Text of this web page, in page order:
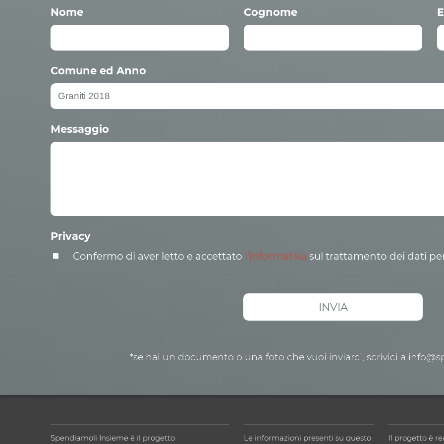
Nome Cognome
Comune ed Anno
Messaggio
Privacy
Confermo di aver letto e accettato l’informativa sul trattamento dei dati
*se hai un documento o una foto che vuoi inviarci, scrivici a
Spendiamoli Insieme è il progetto Le informazioni presenti su questo Il progetto è